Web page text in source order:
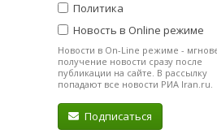
Политика
Новость в Online режиме
Новости в On-Line режиме -
получение новости сразу после
публикации на сайте. В рассылку
попадают все новости РИА Iran.ru.
Подписаться